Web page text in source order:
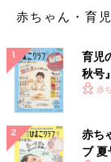
赤ちゃん・育
育児
秋号
いっ
赤
赤ち
ブ